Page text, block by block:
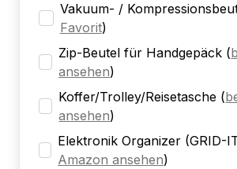
Vakuum- /
Favorit)
Zip-Beutel für Handgepäck (
ansehen)
Koffer/Trolley/Reisetasche (
ansehen)
Elektronik Organizer (GRID-
Amazon ansehen)